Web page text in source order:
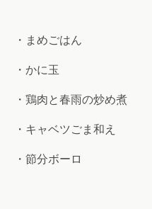
・まめごはん
・かに玉
・鶏肉と春雨の炒め煮
・キャベツごま和え
・節分ボーロ